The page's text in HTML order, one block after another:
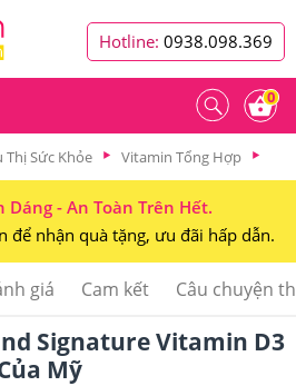
Hotline: 0938.098.369
0
Thị Sức Khỏe Vitamin Tổng Hợp
Dáng - An Toàn Trên Hết.
để nhận quà tặng, ưu đãi hấp dẫn.
giá Cam kết Câu chuyện
Signature Vitamin D3
Mỹ